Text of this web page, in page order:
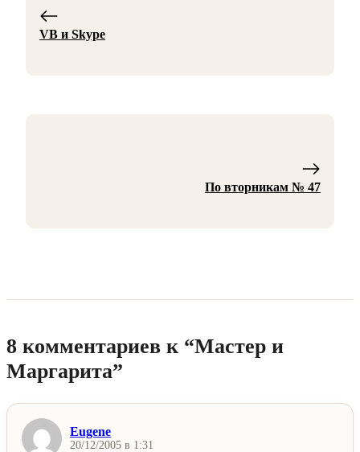
VB и Skype
По вторникам № 47
8 комментариев к “Мастер и
Маргарита”
Eugene
20/12/2005 в 1:31